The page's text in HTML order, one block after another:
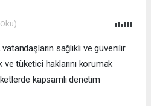
sağlıklı ve güvenilir
ve tüketici haklarını korumak
kapsamlı denetim